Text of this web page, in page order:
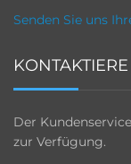
Senden Sie uns
Der
zur Verfügung.